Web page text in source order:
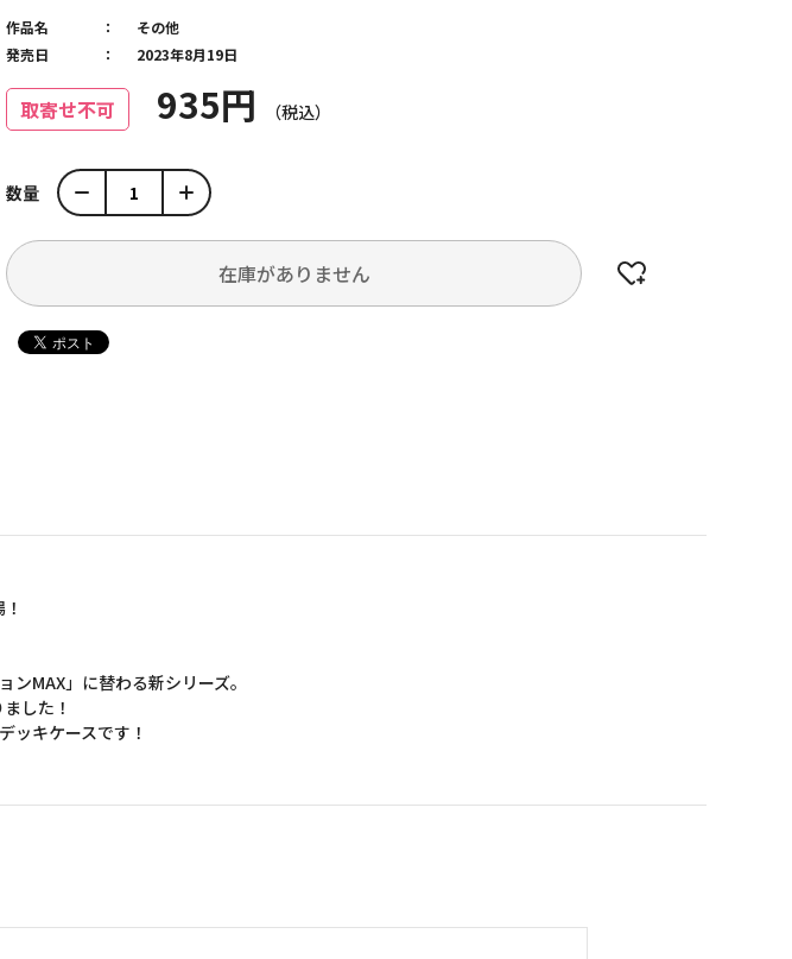
取寄せ不可 935円
作品名
その他
発売日
2023年8月19日
数量
在庫がありません
ンMAX」に替わる新シリーズ。
した！
ッキケースです！